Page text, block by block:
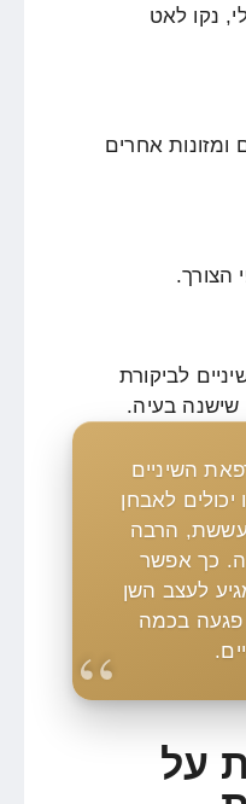
נקו לאט
אחרים
הצורך.
לביקורת
שישנה בעיה.
השיניים
לאבחן
הרבה
כך אפשר
לעצב השן
בכמה
על